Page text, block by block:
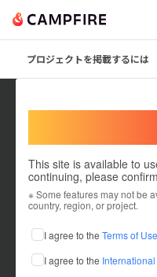
プロジェクトを掲載するには
This site is available to
continuing, please
※ Some features may not be
country, region, or project.
I agree to the Terms of Use
I agree to the
これまでに1件のプロジェ
在住国：未設定